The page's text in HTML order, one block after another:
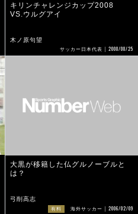
キリンチャレンジカップ2008
VS.ウルグアイ
木ノ原句望
サッカー日本代表 2008/08/25
大黒が移籍した仏グルノーブルと
は？
弓削高志
有料 海外サッカー 2006/02/09